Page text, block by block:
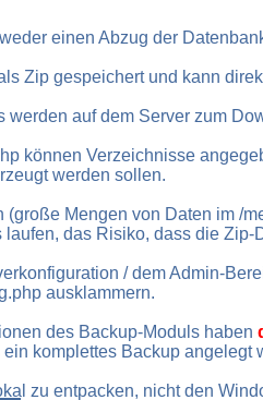
einen Abzug der
Zip gespeichert und kann
werden auf dem Server zum
können Verzeichnisse
werden sollen.
(große Mengen von Daten im /
das Risiko, dass die Zip-
/ dem Admin-
ausklammern.
des Backup-Moduls haben
komplettes Backup angelegt
zu entpacken, nicht den